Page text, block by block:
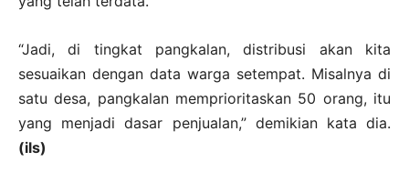
“Jadi, di tingkat pangkalan, distribusi akan kita
sesuaikan dengan data warga setempat. Misalnya di
satu desa, pangkalan memprioritaskan 50 orang, itu
yang menjadi dasar penjualan,” demikian kata dia.
(ils)